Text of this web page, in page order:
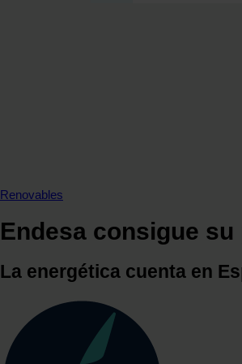
MOVILIDAD
STARTUPS &
TOP 10
TECH
Renovables
Endesa consigue
La energética cuenta en